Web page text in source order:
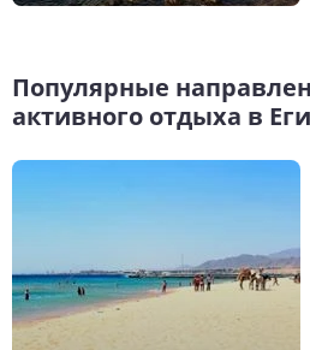
Популярные
активного отдыха в